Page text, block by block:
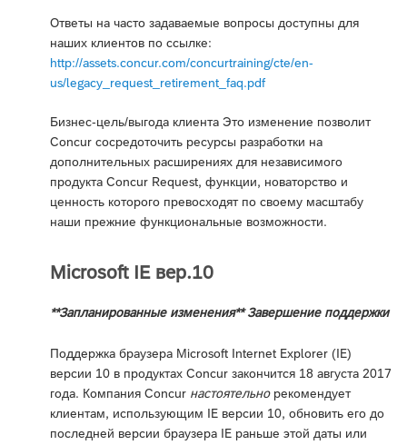
Ответы на часто задаваемые вопросы доступны для
наших клиентов по ссылке:
http://assets.concur.com/concurtraining/cte/en-
us/legacy_request_retirement_faq.pdf
Бизнес-цель/выгода клиента Это изменение позволит
Concur сосредоточить ресурсы разработки на
дополнительных расширениях для независимого
продукта Concur Request, функции, новаторство и
ценность которого превосходят по своему масштабу
наши прежние функциональные возможности.
Microsoft IE вер.10
**Запланированные изменения** Завершение поддержки
Поддержка браузера Microsoft Internet Explorer (IE)
версии 10 в продуктах Concur закончится 18 августа 2017
года. Компания Concur настоятельнорекомендует
клиентам, использующим IE версии 10, обновить его до
последней версии браузера IE раньше этой даты или